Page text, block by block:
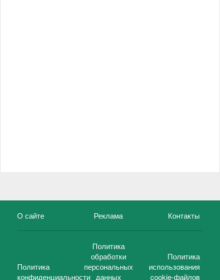
О сайте Реклама Контакты
Политика
конфиденциальности
Политика
обработки
персональных
данных
Политика
использования
cookie-файлов